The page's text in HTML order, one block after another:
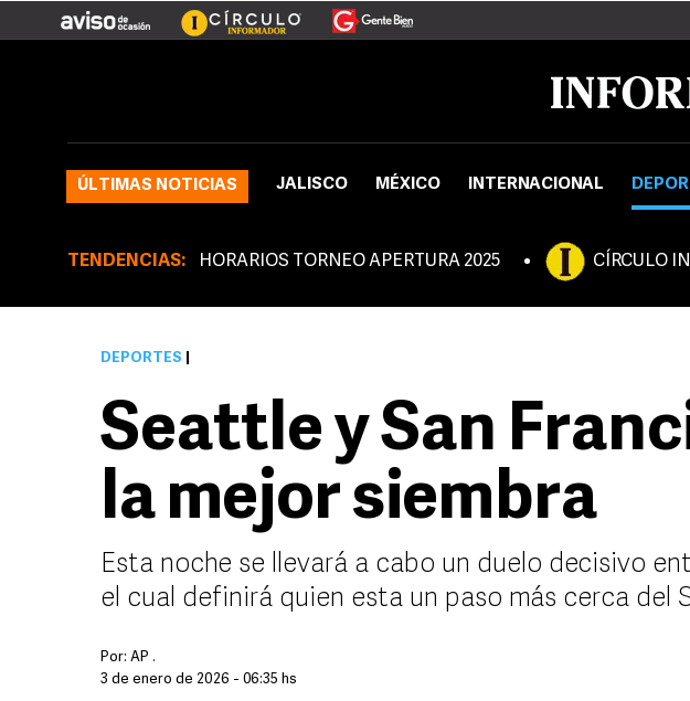
ÚLTIMAS NOTICIAS JALISCO MÉXICO INTERNACIONAL
TENDENCIAS: HORARIOS TORNEO APERTURA 2025 CÍRCULO
DEPORTES
Seattle y San
la mejor siembra
Esta noche se llevará a cabo un duelo decisivo
el cual definirá quien esta un paso más cerca del
Por: AP .
3 de enero de 2026 - 06:35 hs